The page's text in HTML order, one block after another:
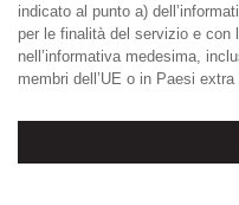
indicato al punto a)
per le finalità del servizio e con
nell’informativa medesima,
membri dell’UE o in Paesi extra